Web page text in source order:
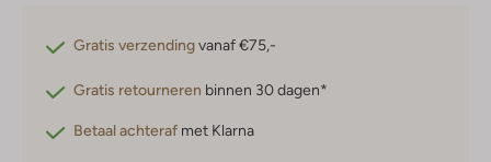
Gratis verzendingvanaf €75,-
Gratis retourneren binnen 30 dagen*
Betaal achteraf met Klarna